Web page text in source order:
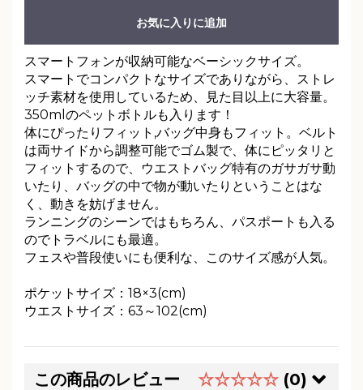
お気に入りに追加
スマートフォンが収納可能なベーシックサイズ。
スマートでコンパクトなサイズでありながら、ストレ
ッチ素材を使用しているため、見た目以上に大容量。
350mlのペットボトルも入ります！
体にぴったりフィット,バッグ中身もフィット。ベルト
は両サイドから調整可能でゴム製で、体にピッタリと
フィットするので、ウエストバッグ特有のガサガサ動
いたり、バッグの中で物が動いたりということはな
く、動きを妨げません。
ランニングのシーンではもちろん、パスポートも入る
のでトラベルにも最適。
フェスや普段使いにも便利な、このサイズ感が人気。
ポケットサイズ：18×3(cm)
ウエストサイズ：63～102(cm)
この商品のレビュー ☆☆☆☆☆ (0)